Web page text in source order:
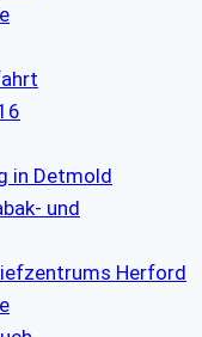
in Detmold
und
Herford